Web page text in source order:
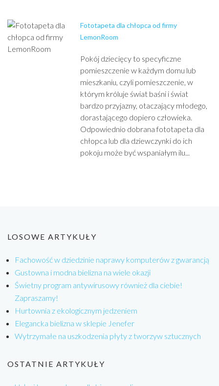
Fototapeta dla chłopca od firmy
LemonRoom
Pokój dziecięcy to specyficzne
pomieszczenie w każdym domu lub
mieszkaniu, czyli pomieszczenie, w
którym króluje świat baśni i świat
bardzo przyjazny, otaczający młodego,
dorastającego dopiero człowieka.
Odpowiednio dobrana fototapeta dla
chłopca lub dla dziewczynki do ich
pokoju może być wspaniałym ilu...
LOSOWE ARTYKUŁY
Fachowość w dziedzinie naprawy komputerów z gwarancją
Gustowna i modna bielizna na wiele okazji
Świetny program antywirusowy również dla ciebie!
Zapraszamy!
Hurtownia z ekologicznym jedzeniem
Elegancka bielizna w sklepie Jenefer
Wytrzymałe na uszkodzenia płyty z tworzyw sztucznych
OSTATNIE ARTYKUŁY